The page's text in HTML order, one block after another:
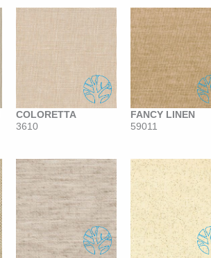
COLORETTA
3610
FANCY LINEN
59011